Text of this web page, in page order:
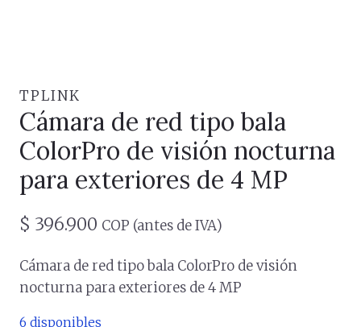
TPLINK
Cámara de red tipo bala
ColorPro de visión nocturna
para exteriores de 4 MP
$ 396.900 COP (antes de IVA)
Cámara de red tipo bala ColorPro de visión
nocturna para exteriores de 4 MP
6 disponibles